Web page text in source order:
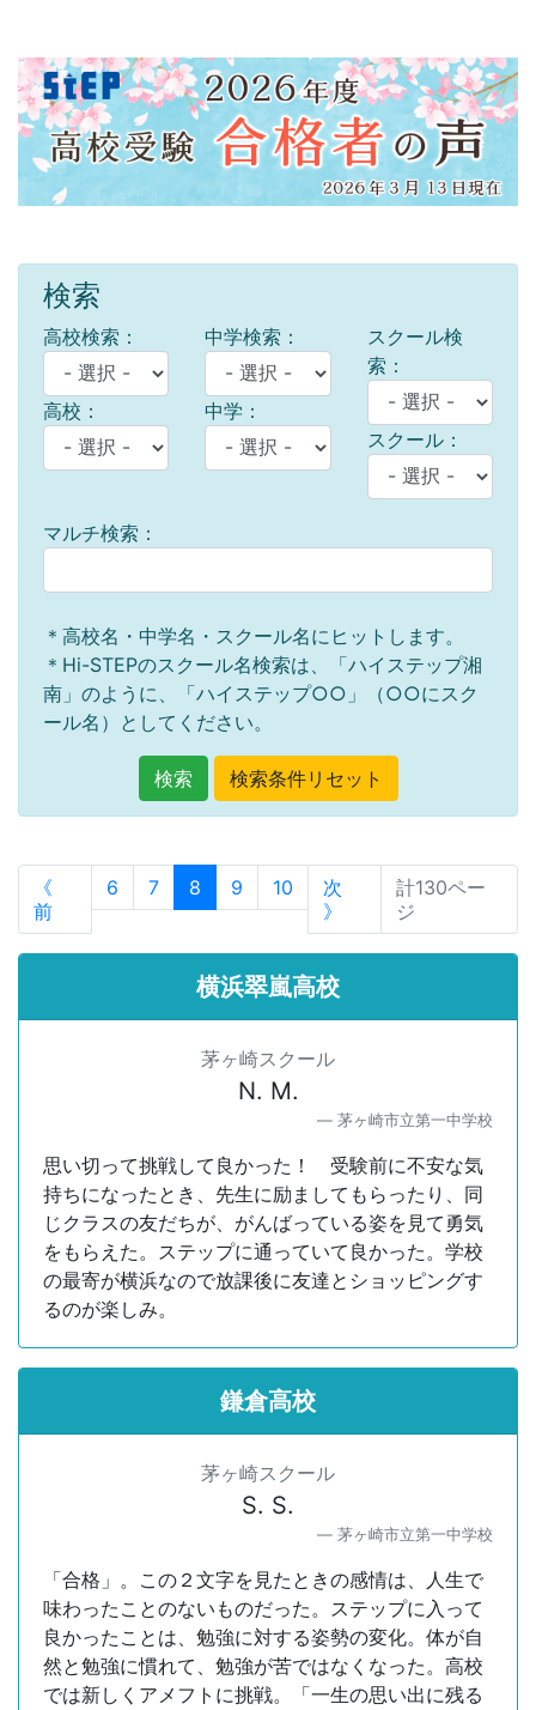
検索
高校検索：
高校：
中学検索：
中学：
スクール検
索：
スクール：
マルチ検索：
＊高校名・中学名・スクール名にヒットします。
＊Hi-STEPのスクール名検索は、「ハイステップ湘
南」のように、「ハイステップ○○」（○○にスク
ール名）としてください。
《
前
6 7 8 9 10
次
》
計130ペー
ジ
横浜翠嵐高校
茅ヶ崎スクール
N. M.
茅ヶ崎市立第一中学校
思い切って挑戦して良かった！ 受験前に不安な気
持ちになったとき、先生に励ましてもらったり、同
じクラスの友だちが、がんばっている姿を見て勇気
をもらえた。ステップに通っていて良かった。学校
の最寄が横浜なので放課後に友達とショッピングす
るのが楽しみ。
鎌倉高校
茅ヶ崎スクール
S. S.
茅ヶ崎市立第一中学校
「合格」。この２文字を見たときの感情は、人生で
味わったことのないものだった。ステップに入って
良かったことは、勉強に対する姿勢の変化。体が自
然と勉強に慣れて、勉強が苦ではなくなった。高校
では新しくアメフトに挑戦。「一生の思い出に残る